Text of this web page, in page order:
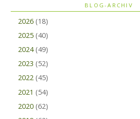
BLOG-ARCHIV
2026 (18)
2025 (40)
2024 (49)
2023 (52)
2022 (45)
2021 (54)
2020 (62)